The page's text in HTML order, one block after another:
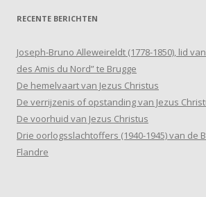
RECENTE BERICHTEN
Joseph-Bruno Alleweireldt (1778-1850), lid
des Amis du Nord” te Brugge
De hemelvaart van Jezus Christus
De verrijzenis of opstanding van Jezus
De voorhuid van Jezus Christus
Drie oorlogsslachtoffers (1940-1945) van de
Flandre